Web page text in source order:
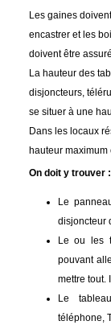
Les gaines
encastrer et les
doivent être
La hauteur des
disjoncteurs,
se situer à une
Dans les locaux
hauteur maximum
On doit y trouver :
Le
disjoncteur
Le ou les
pouvant
mettre tout.
Le
téléphone,